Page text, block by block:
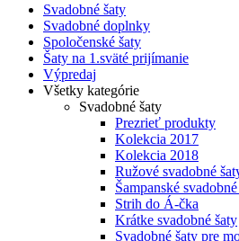
Svadobné šaty
Svadobné doplnky
Spoločenské šaty
Šaty na 1.sväté prijímanie
Výpredaj
Všetky kategórie
Svadobné šaty
Prezrieť produkty
Kolekcia 2017
Kolekcia 2018
Ružové svadobné
Šampanské
Strih do Á-čka
Krátke svadobné šaty
Svadobné šaty pre